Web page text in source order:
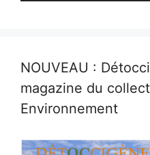
NOUVEAU :
magazine du
Environnement